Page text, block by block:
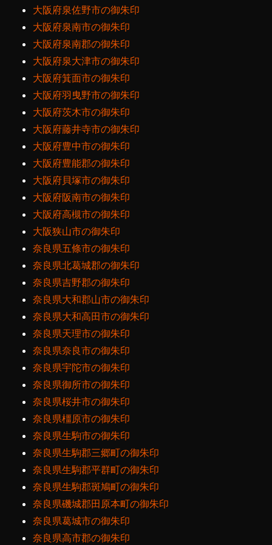
大阪府泉佐野市の御朱印
大阪府泉南市の御朱印
大阪府泉南郡の御朱印
大阪府泉大津市の御朱印
大阪府箕面市の御朱印
大阪府羽曳野市の御朱印
大阪府茨木市の御朱印
大阪府藤井寺市の御朱印
大阪府豊中市の御朱印
大阪府豊能郡の御朱印
大阪府貝塚市の御朱印
大阪府阪南市の御朱印
大阪府高槻市の御朱印
大阪狭山市の御朱印
奈良県五條市の御朱印
奈良県北葛城郡の御朱印
奈良県吉野郡の御朱印
奈良県大和郡山市の御朱印
奈良県大和高田市の御朱印
奈良県天理市の御朱印
奈良県奈良市の御朱印
奈良県宇陀市の御朱印
奈良県御所市の御朱印
奈良県桜井市の御朱印
奈良県橿原市の御朱印
奈良県生駒市の御朱印
奈良県生駒郡三郷町の御朱印
奈良県生駒郡平群町の御朱印
奈良県生駒郡斑鳩町の御朱印
奈良県磯城郡田原本町の御朱印
奈良県葛城市の御朱印
奈良県高市郡の御朱印